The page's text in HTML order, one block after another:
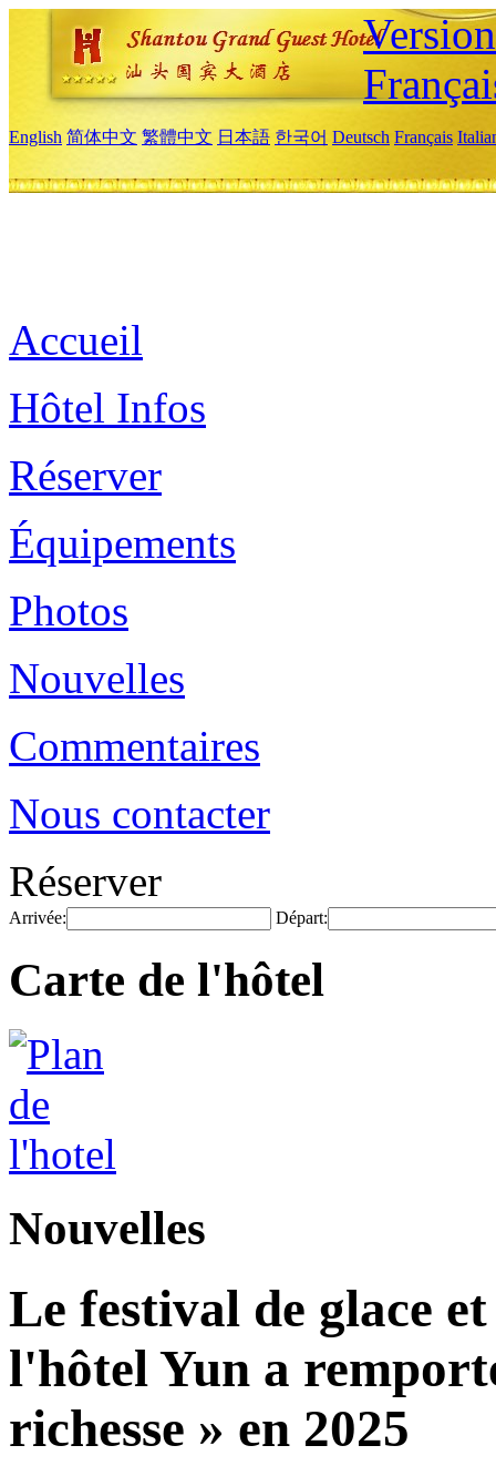
English 简体中文 繁體中文 日本語 한국어 Deutsch Français
Accueil
Hôtel Infos
Réserver
Équipements
Photos
Nouvelles
Commentaires
Nous contacter
Réserver
Arrivée: Départ:
Carte de l'hôtel
Nouvelles
Le festival de glace
l'hôtel Yun a
richesse » en 2025